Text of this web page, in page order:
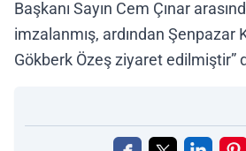
Başkanı Sayın Cem Çınar
imzalanmış, ardından Şenpazar
Gökberk Özeş ziyaret edilmiştir”